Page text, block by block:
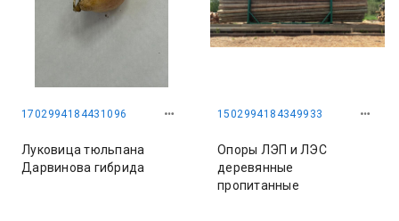
1702994184431096
Луковица тюльпана
Дарвинова гибрида
1502994184349933
Опоры ЛЭП и ЛЭС
деревянные
пропитанные